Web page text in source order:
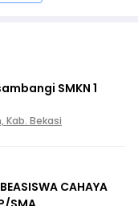
SMKN 1
Kab. Bekasi
CAHAYA